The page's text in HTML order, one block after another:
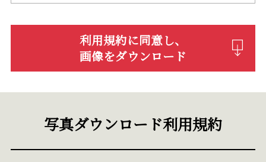
利用規約に同意し、
画像をダウンロード
写真ダウンロード利用規約